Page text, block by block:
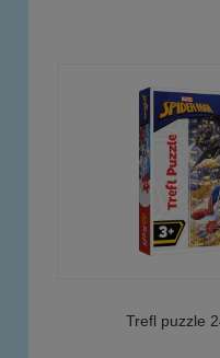
Trefl puzzle